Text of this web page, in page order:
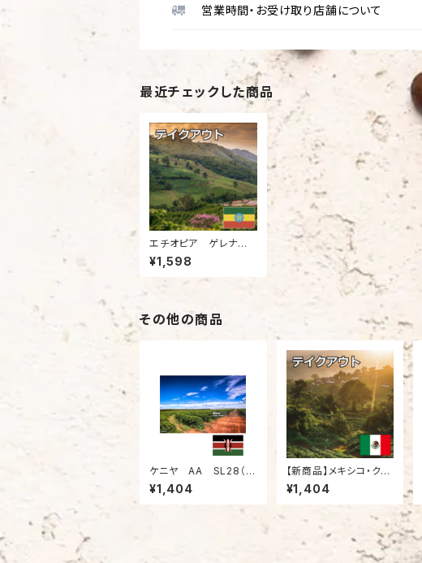
営業時間・お受け取り店舗について
最近チェックした商品
エチオピア ゲレナ
ゲイシャG3 ナチュラル
（200g）
¥1,598
その他の商品
ケニヤ AA SL28（2
00g）
¥1,404
【新商品】メキシコ・クス
テペック国旗（200g）
¥1,404